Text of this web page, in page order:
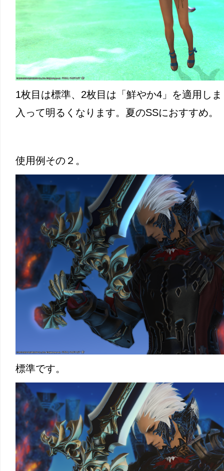
1枚目は標準、2枚目は「鮮やか4」を適用し
入って明るくなります。夏のSSにおすすめ。
使用例その２。
標準です。